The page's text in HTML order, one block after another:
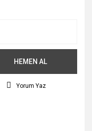
HEMEN AL
Yorum Yaz